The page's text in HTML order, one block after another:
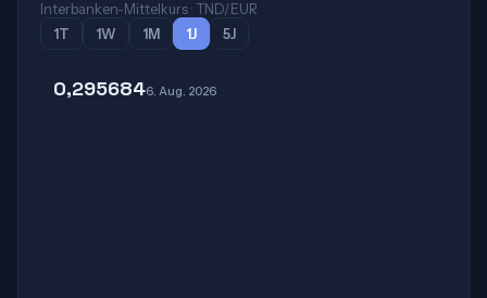
Interbanken-Mittelkurs · TND/EUR
1T
1W 1M 1J 5J
0,2956846. Aug. 2026